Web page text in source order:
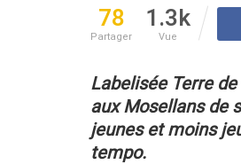
78
Partager
1.3k
Vue
Labelisée Terre
aux Mosellans de
jeunes et moins
tempo.